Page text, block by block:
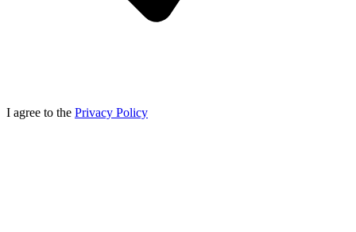
I agree to the Privacy Policy